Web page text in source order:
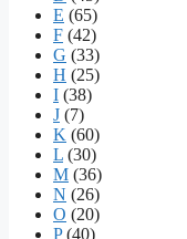
E (65)
F (42)
G (33)
H (25)
I (38)
J (7)
K (60)
L (30)
M (36)
N (26)
O (20)
P(40)